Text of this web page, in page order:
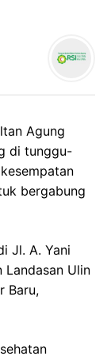
Agung
di tunggu-
bergabung
Jl. A. Yani
Landasan Ulin
Baru,